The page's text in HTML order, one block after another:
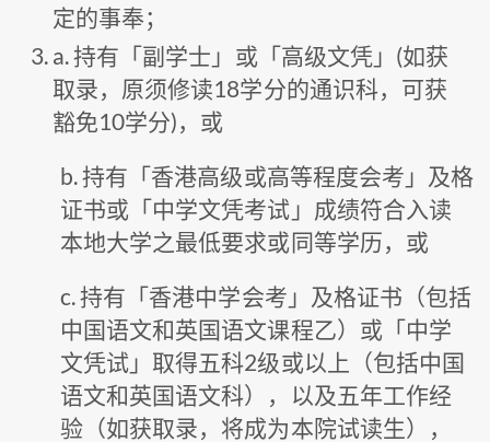
定的事奉；
a. 持有「副学士」或「高级文凭」(如获
取录，原须修读18学分的通识科，可获
豁免10学分)，或
b. 持有「香港高级或高等程度会考」及格
证书或「中学文凭考试」成绩符合入读
本地大学之最低要求或同等学历，或
c. 持有「香港中学会考」及格证书（包括
中国语文和英国语文课程乙）或「中学
文凭试」取得五科2级或以上（包括中国
语文和英国语文科），以及五年工作经
验（如获取录，将成为本院试读生），